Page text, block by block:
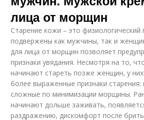
лица от морщин
Старение кожи – это физиологический
подвержены как мужчины, так и
для лица от морщин позволяет
признаки увядания. Несмотря на то,
начинают стареть позже женщин, у
более выраженные признаки старения:
сложные по минимизации морщины.
начинают дольше заживать,
раздражению, дискомфорт после